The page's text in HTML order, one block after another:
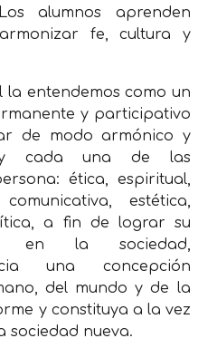
alumnos aprenden
fe, cultura y
entendemos como un
y participativo
de modo armónico y
y cada una de las
ética, espiritual,
estética,
a fin de lograr su
en la sociedad,
una concepción
, del mundo y de la
y constituya a la vez
sociedad nueva.